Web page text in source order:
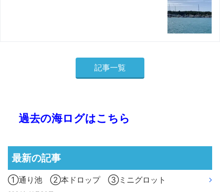
記事一覧
過去の海ログはこちら
最新の記事
①通り池 ②本ドロップ ③ミニグロット